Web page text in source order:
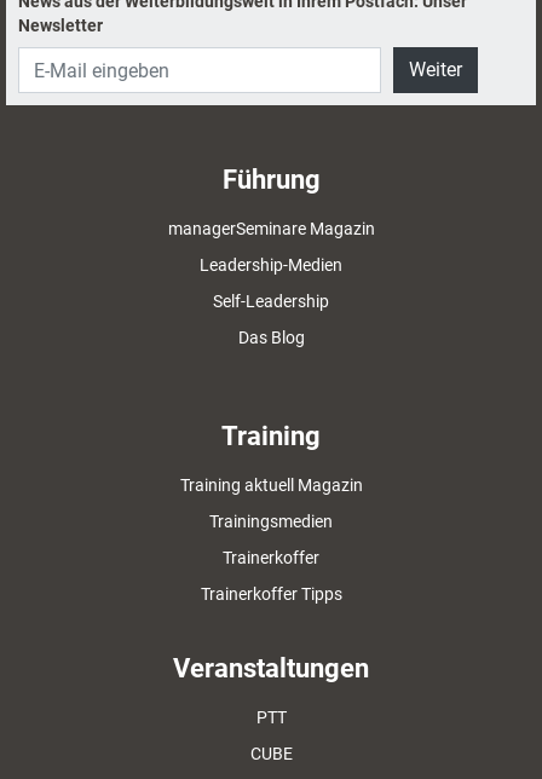
Newsletter
Weiter
Führung
managerSeminare Magazin
Leadership-Medien
Self-Leadership
Das Blog
Training
Training aktuell Magazin
Trainingsmedien
Trainerkoffer
Trainerkoffer Tipps
Veranstaltungen
PTT
CUBE